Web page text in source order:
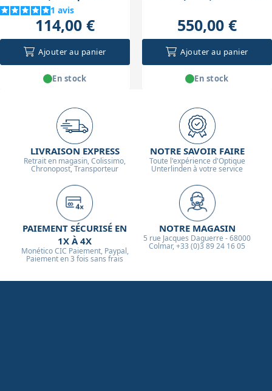
Newton
1 avis
114,00 €
Ajouter au panier
En stock
550,00 €
Ajouter au panier
En stock
LIVRAISON EXPRESS
Retrait en magasin, Colissimo,
Chronopost, Transporteur
NOTRE SAVOIR FAIRE
Toute l'expérience d'Optique
Unterlinden à votre service
PAIEMENT SÉCURISÉ EN
1X À 4X
Monético CIC Paiement, Paypal,
Paiement en 3 fois sans frais
NOTRE MAGASIN
5 rue Jacques Daguerre - 68000
Colmar, +33 (0)3 89 24 16 05